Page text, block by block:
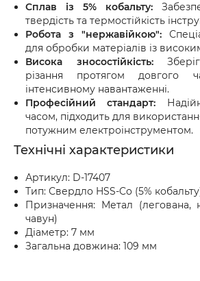
Сплав із 5% кобальту:
твердість та термостійкість
Робота з "нержавійкою":
для обробки матеріалів із
Висока зносостійкість:
різання протягом довгого
інтенсивному навантаженні.
Професійний стандарт:
часом, підходить для
потужним електроінструментом.
Технічні характеристики
Артикул: D-17407
Тип: Свердло HSS-Co (5%
Призначення: Метал (легована,
чавун)
Діаметр: 7 мм
Загальна довжина: 109 мм